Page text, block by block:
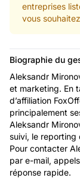
entreprises
vous
Biographie du
Aleksandr
et marketing. En
d’affiliation
principalement
Aleksandr
suivi, le reporting
Pour contacter
par e-mail,
réponse rapide.